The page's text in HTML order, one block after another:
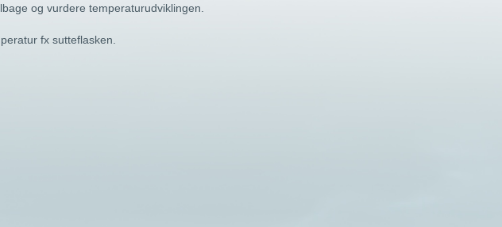
og vurdere temperaturudviklingen.
fx sutteflasken.